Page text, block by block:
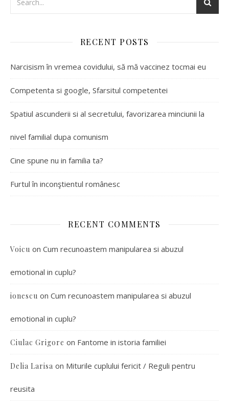
RECENT POSTS
Narcisism în vremea covidului, să mă vaccinez tocmai eu
Competenta si google, Sfarsitul competentei
Spatiul ascunderii si al secretului, favorizarea minciunii la
nivel familial dupa comunism
Cine spune nu in familia ta?
Furtul în inconştientul românesc
RECENT COMMENTS
Voicu on Cum recunoastem manipularea si abuzul
emotional in cuplu?
ionescu on Cum recunoastem manipularea si abuzul
emotional in cuplu?
Ciulac Grigore on Fantome in istoria familiei
Delia Larisa on Miturile cuplului fericit / Reguli pentru
reusita